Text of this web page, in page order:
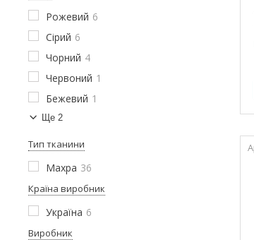
Рожевий 6
Сірий 6
Чорний 4
Червоний 1
Бежевий 1
Ще 2
Тип тканини
Махра 36
Країна виробник
Україна 6
Виробник